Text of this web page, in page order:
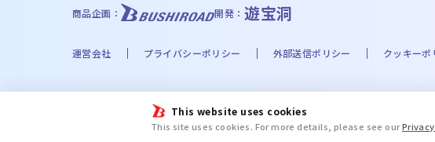
This website uses cookies
This site uses cookies. For more details, please see our
商品企画： 開発： 遊宝洞
運営会社 プライバシーポリシー 外部送信ポリシー クッキーポ
©Liber Entertainment Inc. All Rights Reserved. ©UTA☆PRI-MOVIE
©Disney. Based on the “Winnie the Pooh” works by A.A. Milne and E.H.